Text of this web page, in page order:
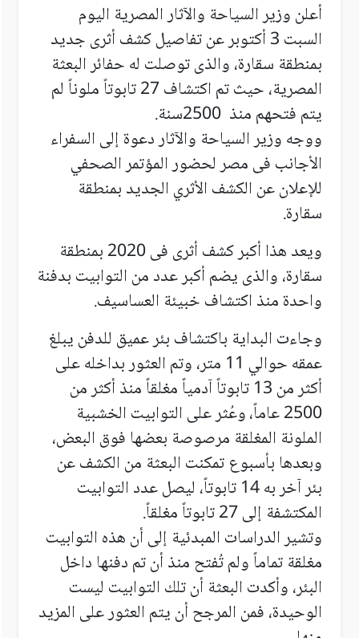
أعلن وزير السياحة والآثار المصرية اليوم
السبت 3 أكتوبر عن تفاصيل كشف أثرى جديد
بمنطقة سقارة، والذى توصلت له حفائر البعثة
المصرية، حيث تم اكتشاف 27 تابوتاً ملوناً لم
يتم فتحهم منذ 2500سنة.
ووجه وزير السياحة والآثار دعوة إلى السفراء
الأجانب فى مصر لحضور المؤتمر الصحفي
للإعلان عن الكشف الأثري الجديد بمنطقة
سقارة.
ويعد هذا أكبر كشف أثرى فى 2020 بمنطقة
سقارة، والذى يضم أكبر عدد من التوابيت بدفنة
واحدة منذ اكتشاف خبيئة العساسيف.
وجاءت البداية باكتشاف بئر عميق للدفن يبلغ
عمقه حوالي 11 متر، وتم العثور بداخله على
أكثر من 13 تابوتاً آدمياً مغلقاً منذ أكثر من
2500 عاماً،
وعُثر على التوابيت الخشبية
الملونة المغلقة مرصوصة بعضها فوق البعض،
وبعدها بأسبوع تمكنت البعثة من الكشف عن
بئر آخر به 14 تابوتاً، ليصل عدد التوابيت
المكتشفة إلى 27 تابوتاً مغلقاً.
وتشير الدراسات المبدئية إلى أن هذه التوابيت
مغلقة تماماً ولم تُفتح منذ أن تم دفنها داخل
البئر، وأكدت البعثة أن تلك التوابيت ليست
الوحيدة، فمن المرجح أن يتم العثور على المزيد